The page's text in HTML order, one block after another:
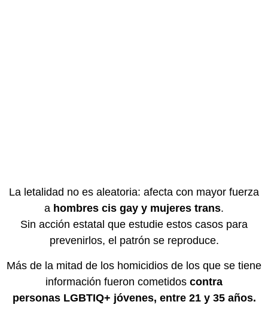
La letalidad no es aleatoria: afecta con mayor fuerza
a hombres cis gay y mujeres trans.
Sin acción estatal que estudie estos casos para
prevenirlos, el patrón se reproduce.
Más de la mitad de los homicidios de los que se tiene
información fueron cometidos contra
personas LGBTIQ+ jóvenes, entre 21 y 35 años.